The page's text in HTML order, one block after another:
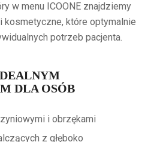
w menu ICOONE znajdziemy
kosmetyczne, które optymalnie
potrzeb pacjenta.
DLA OSÓB
i obrzękami
z głęboko